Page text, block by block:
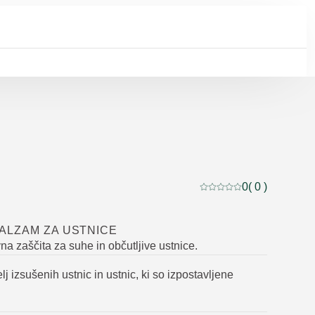
Trenutna ocena: 0 od
0( 0 )
ZA USTNICE
zaščita za suhe in občutljive ustnice.
izsušenih ustnic in ustnic, ki so izpostavljene